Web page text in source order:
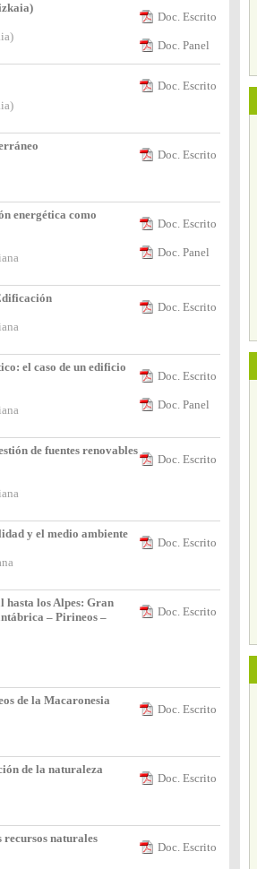
Doc. Escrito
Doc. Panel
Doc. Escrito
Doc. Escrito
energética como
Doc. Escrito
Doc. Panel
Doc. Escrito
el caso de un edificio
Doc. Escrito
Doc. Panel
de fuentes renovables
Doc. Escrito
y el medio ambiente
Doc. Escrito
hasta los Alpes: Gran
– Pirineos –
Doc. Escrito
de la Macaronesia
Doc. Escrito
de la naturaleza
Doc. Escrito
recursos naturales
Doc. Escrito